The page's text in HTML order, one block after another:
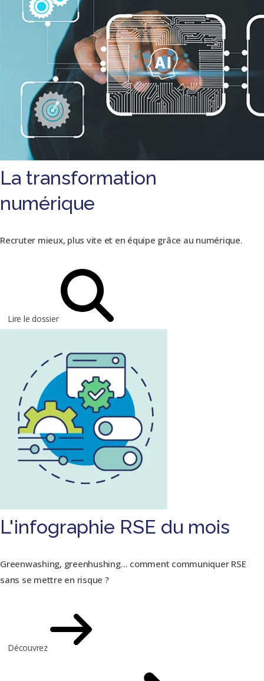
La transformation
numérique
Recruter mieux, plus vite et en équipe grâce au numérique.
Lire le dossier
L'infographie RSE du mois
Greenwashing, greenhushing… comment communiquer RSE
sans se mettre en risque ?
Découvrez